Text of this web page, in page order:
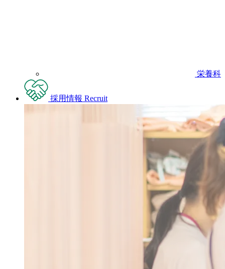
栄養科
採用情報 Recruit